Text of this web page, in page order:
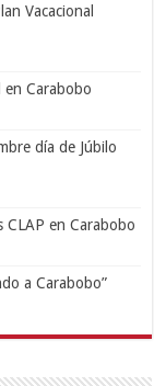
Vacacional
en Carabobo
día de Júbilo
CLAP en Carabobo
a Carabobo”